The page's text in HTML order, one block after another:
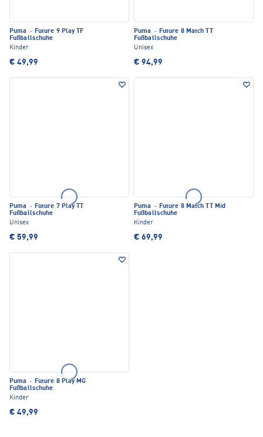
Puma · Future 9 Play TF
Fußballschuhe
Kinder
€ 49,99
Puma · Future 8 Match TT
Fußballschuhe
Unisex
€ 94,99
Puma · Future 7 Play TT
Fußballschuhe
Unisex
€ 59,99
Puma · Future 8 Match TT Mid
Fußballschuhe
Kinder
€ 69,99
Puma · Future 8 Play MG
Fußballschuhe
Kinder
€ 49,99